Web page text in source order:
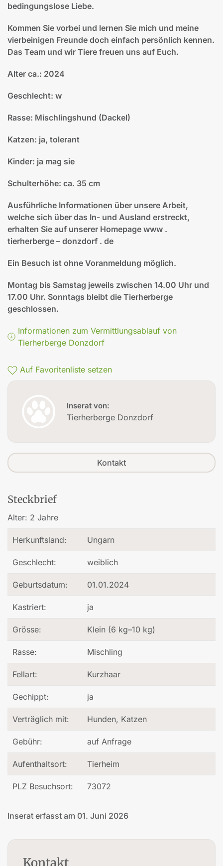
bedingungslose Liebe.
Kommen Sie vorbei und lernen Sie mich und meine
vierbeinigen Freunde doch einfach persönlich kennen.
Das Team und wir Tiere freuen uns auf Euch.
Alter ca.: 2024
Geschlecht: w
Rasse: Mischlingshund (Dackel)
Katzen: ja, tolerant
Kinder: ja mag sie
Schulterhöhe: ca. 35 cm
Ausführliche Informationen über unsere Arbeit,
welche sich über das In- und Ausland erstreckt,
erhalten Sie auf unserer Homepage www .
tierherberge – donzdorf . de
Ein Besuch ist ohne Voranmeldung möglich.
Montag bis Samstag jeweils zwischen 14.00 Uhr und
17.00 Uhr. Sonntags bleibt die Tierherberge
geschlossen.
Informationen zum Vermittlungsablauf von
Tierherberge Donzdorf
Auf Favoritenliste setzen
Inserat von:
Tierherberge Donzdorf
Kontakt
Steckbrief
Alter: 2 Jahre
Herkunftsland: Ungarn
Geschlecht: weiblich
Geburtsdatum: 01.01.2024
Kastriert: ja
Grösse: Klein (6 kg–10 kg)
Rasse: Mischling
Fellart: Kurzhaar
Gechippt: ja
Verträglich mit: Hunden, Katzen
Gebühr: auf Anfrage
Aufenthaltsort: Tierheim
PLZ Besuchsort: 73072
Inserat erfasst am 01. Juni 2026
Kontakt